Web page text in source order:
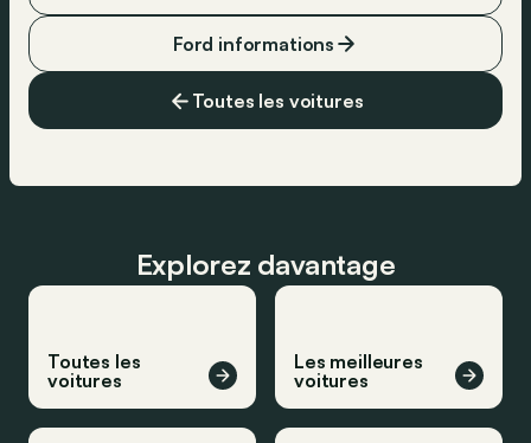
Toutes les voitures
Ford informations
Explorez davantage
Toutes les
voitures
Les meilleures
voitures